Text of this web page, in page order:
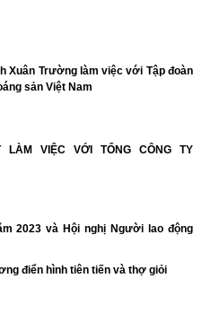
Xuân Trường làm việc với Tập đoàn
sản Việt Nam
LÀM VIỆC VỚI TỔNG CÔNG TY
2023 và Hội nghị Người lao động
điển hình tiên tiến và thợ giỏi